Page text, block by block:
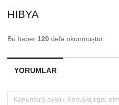
HIBYA
Bu haber 120 defa okunmuştur.
YORUMLAR